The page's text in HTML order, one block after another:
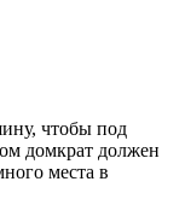
чтобы под
домкрат должен
места в